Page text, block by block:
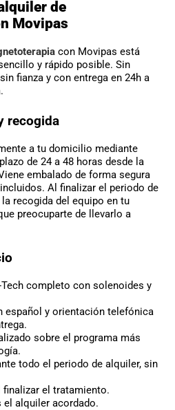
de
Movipas
con Movipas está
y rápido posible. Sin
fianza y con entrega en 24h a
recogida
a tu domicilio mediante
de 24 a 48 horas desde la
embalado de forma segura
Al finalizar el periodo de
recogida del equipo en tu
preocuparte de llevarlo a
completo con solenoides y
español y orientación telefónica
sobre el programa más
todo el periodo de alquiler, sin
el tratamiento.
alquiler acordado.